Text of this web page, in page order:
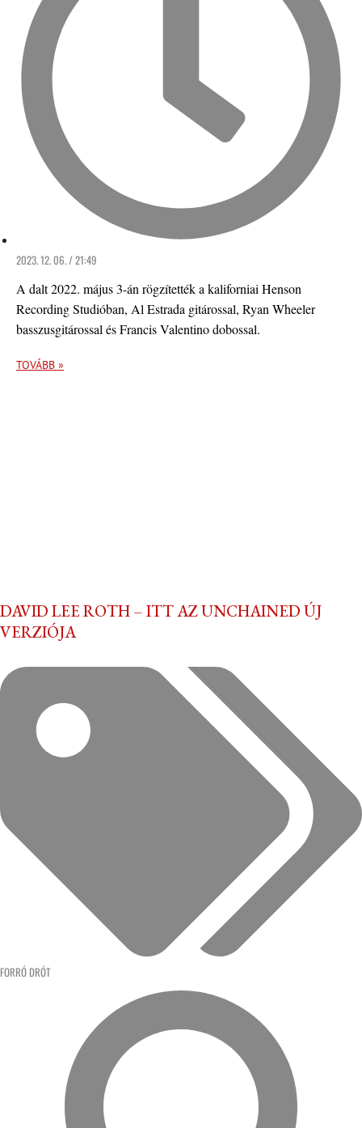
2023. 12. 06. / 21:49
A dalt 2022. május 3-án rögzítették a kaliforniai Henson
Recording Studióban, Al Estrada gitárossal, Ryan Wheeler
basszusgitárossal és Francis Valentino dobossal.
TOVÁBB »
DAVID LEE ROTH – ITT AZ UNCHAINED ÚJ
VERZIÓJA
FORRÓ DRÓT